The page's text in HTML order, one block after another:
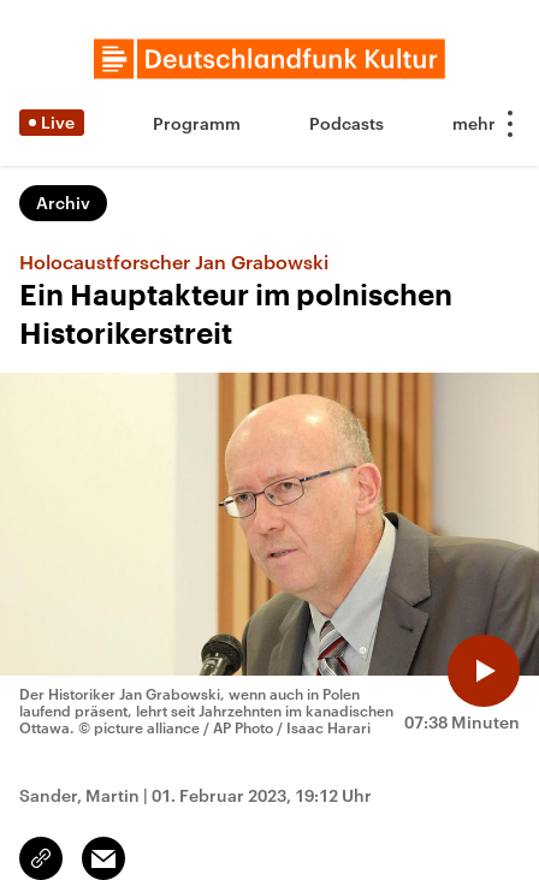
Live Programm Podcasts
Archiv
Holocaustforscher Jan Grabowski
Ein Hauptakteur im polnischen
Historikerstreit
07:38 Minuten
Der Historiker Jan Grabowski, wenn auch in Polen
laufend präsent, lehrt seit Jahrzehnten im kanadischen
Ottawa. © picture alliance / AP Photo / Isaac Harari
Sander, Martin | 01. Februar 2023, 19:12 Uhr
Link
kopieren/teilen
Email